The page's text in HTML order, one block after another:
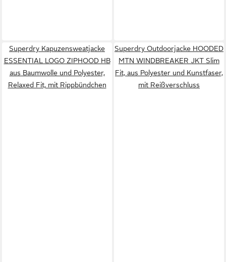
Superdry Kapuzensweatjacke
ESSENTIAL LOGO ZIPHOOD HB
aus Baumwolle und Polyester,
Relaxed Fit, mit Rippbündchen
Superdry Outdoorjacke HOODED
MTN WINDBREAKER JKT Slim
Fit, aus Polyester und Kunstfaser,
mit Reißverschluss